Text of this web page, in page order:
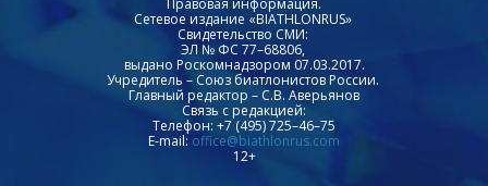
Сетевое издание «BIATHLONRUS»
Свидетельство СМИ:
ЭЛ № ФС 77–68806,
выдано Роскомнадзором 07.03.2017.
Учредитель – Союз биатлонистов России.
Главный редактор – С.В. Аверьянов
Связь с редакцией:
Телефон: +7 (495) 725–46–75
E-mail: office@biathlonrus.com
12+